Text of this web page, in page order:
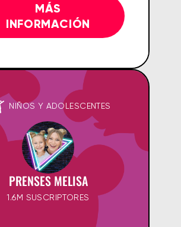
MÁS
INFORMACIÓN
NIÑOS Y ADOLESCENTES
PRENSES MELISA
1.6M SUSCRIPTORES